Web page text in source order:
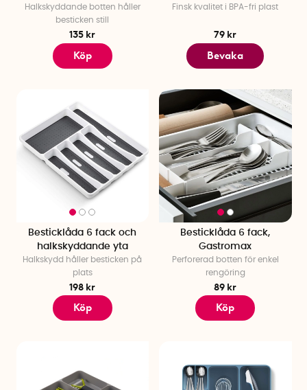
Halkskyddande botten håller
besticken still
135 kr
Köp
Finsk kvalitet i BPA-fri plast
79 kr
Bevaka
Besticklåda 6 fack och
halkskyddande yta
Halkskydd håller besticken på
plats
198 kr
Köp
Besticklåda 6 fack,
Gastromax
Perforerad botten för enkel
rengöring
89 kr
Köp